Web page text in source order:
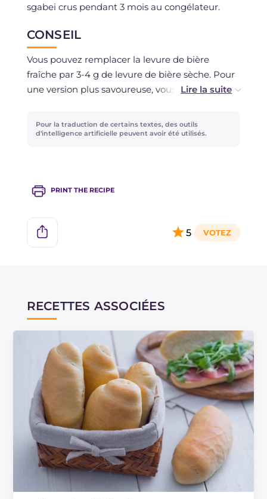
sgabei crus pendant 3 mois au congélateur.
CONSEIL
Vous pouvez remplacer la levure de bière
fraîche par 3-4 g de levure de bière sèche. Pour
une version plus savoureuse, vous pouvez
comme du romarin ou du thym à la pâte. Si
vous préférez une variante sucrée, une fois frits,
Pour la traduction de certains textes, des outils
d'intelligence artificielle peuvent avoir été utilisés.
PRINT THE RECIPE
5
RECETTES ASSOCIÉES